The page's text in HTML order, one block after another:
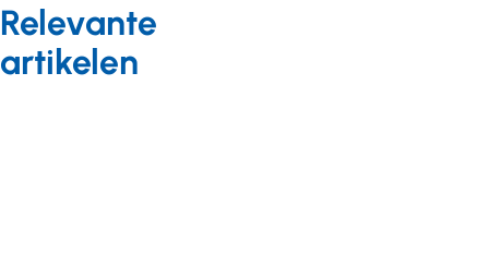
Relevante
artikelen